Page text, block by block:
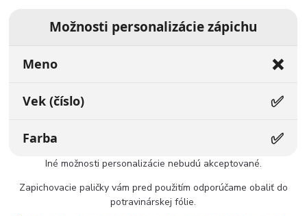
Možnosti personalizácie zápichu
Meno ❌
Vek (číslo) ✅
Farba ✅
Iné možnosti personalizácie nebudú akceptované.
Zapichovacie paličky vám pred použitím odporúčame obaliť do
potravinárskej fólie.